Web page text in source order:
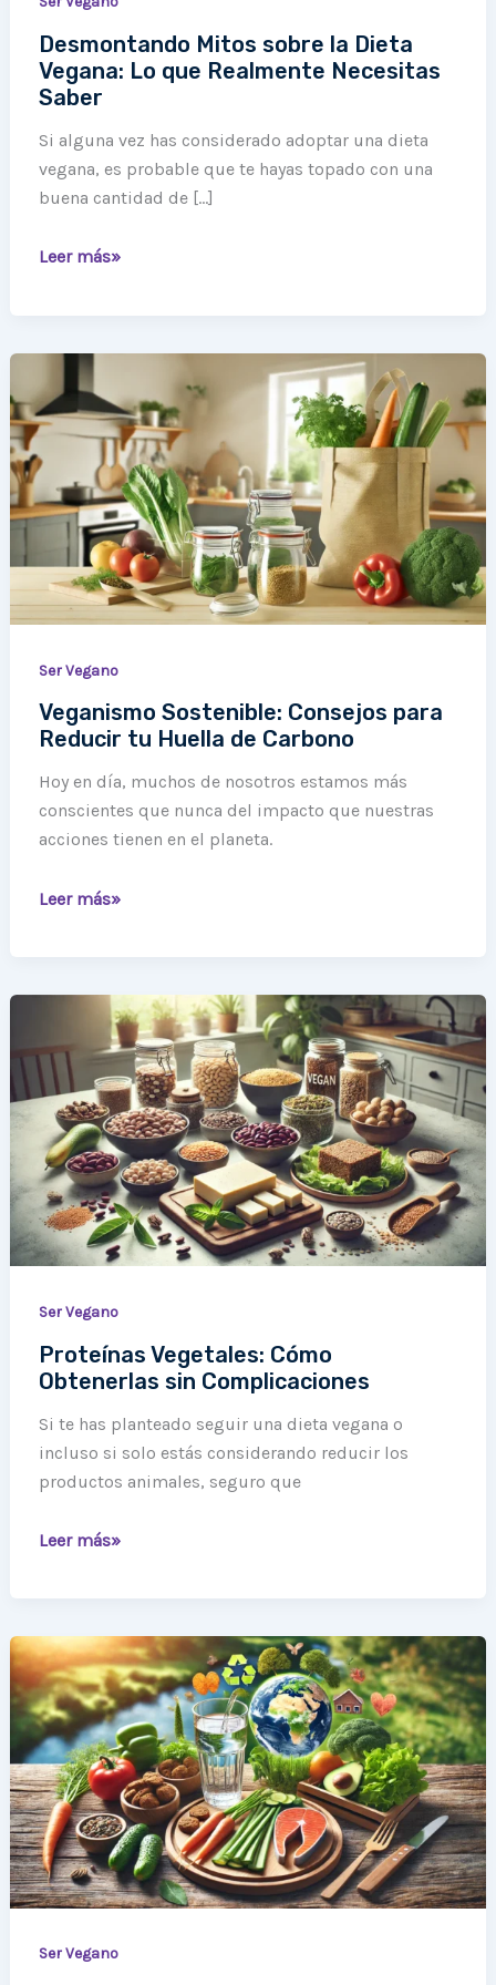
Desmontando Mitos sobre la Dieta
Vegana: Lo que Realmente Necesitas
Saber
Si alguna vez has considerado adoptar una dieta
vegana, es probable que te hayas topado con una
buena cantidad de […]
Leer más»
Ser Vegano
Veganismo Sostenible: Consejos para
Reducir tu Huella de Carbono
Hoy en día, muchos de nosotros estamos más
conscientes que nunca del impacto que nuestras
acciones tienen en el planeta.
Veganismo
Sostenible:
Consejos
para
Reducir
tu
Huella
de
Carbono
Leer más»
Ser Vegano
Proteínas Vegetales: Cómo
Obtenerlas sin Complicaciones
Si te has planteado seguir una dieta vegana o
incluso si solo estás considerando reducir los
productos animales, seguro que
Proteínas
Vegetales:
Cómo
Obtenerlas
sin
Complicaciones
Leer más»
Ser Vegano
El
Impacto
Vegano:
Cómo
tu
Elección
de
Alimentos
Cambia
el